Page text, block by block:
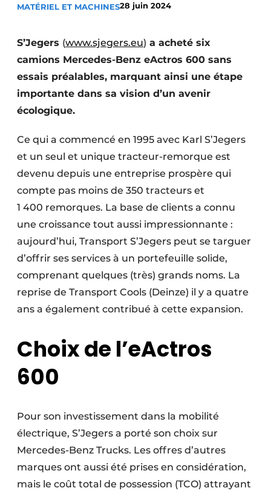
Construction bois
Contrôle d’accès
Fondations
Géotextiles
Infrastructures souterraines et égouttage
Protection solaire
Rénovation
Sécurité incendie
Software
Techniques ferroviaires
Travaux ferroviaires
MATÉRIEL ET MACHINES28 juin 2024
S’Jegers (www.sjegers.eu) a acheté six
camions Mercedes-Benz eActros 600 sans
essais préalables, marquant ainsi une étape
importante dans sa vision d’un avenir
écologique.
Ce qui a commencé en 1995 avec Karl S’Jegers
et un seul et unique tracteur-remorque est
devenu depuis une entreprise prospère qui
compte pas moins de 350 tracteurs et
1 400 remorques. La base de clients a connu
une croissance tout aussi impressionnante :
aujourd’hui, Transport S’Jegers peut se targuer
d’offrir ses services à un portefeuille solide,
comprenant quelques (très) grands noms. La
reprise de Transport Cools (Deinze) il y a quatre
ans a également contribué à cette expansion.
Choix de l’eActros
600
Pour son investissement dans la mobilité
électrique, S’Jegers a porté son choix sur
Mercedes-Benz Trucks. Les offres d’autres
marques ont aussi été prises en considération,
mais le coût total de possession (TCO) attrayant